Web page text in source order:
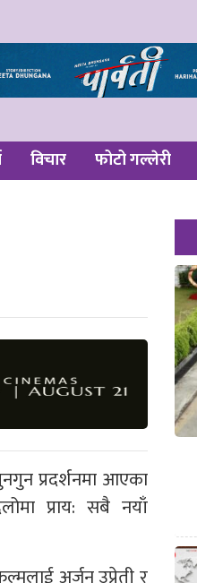
विचार फोटो गल्लेरी
प्रदर्शनमा आएका
प्राय: सबै नयाँ
अर्जुन उप्रेती र